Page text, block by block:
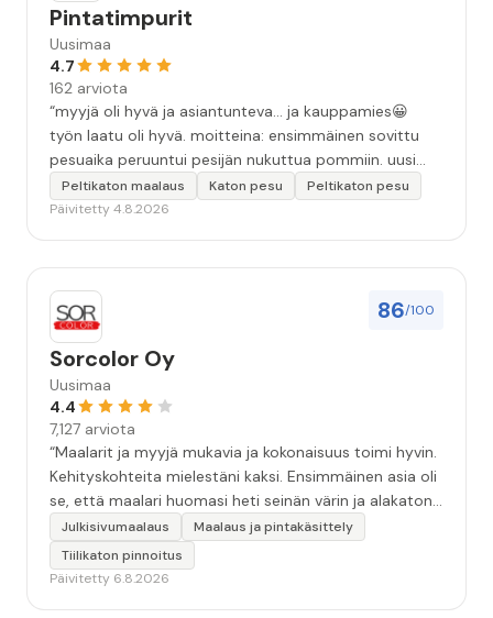
Pintatimpurit
Uusimaa
4.7
162 arviota
“myyjä oli hyvä ja asiantunteva... ja kauppamies😀
työn laatu oli hyvä. moitteina: ensimmäinen sovittu
pesuaika peruuntui pesijän nukuttua pommiin. uusi
aika piti ja työn jälki oikein hyvää ja osaavaa. toinen
murhe tuli koska olimme matkoilla ja jossain
vuorokautta pihalle...kunnes naapuri uskaltautui
pihallemme ja sulki hanan. Hieman siis tarkkuutta
hommiin ja hyvä tulee. ”
Peltikaton maalaus Katon pesu
Peltikaton pesu
Päivitetty 4.8.2026
86/100
Sorcolor Oy
Uusimaa
4.4
7,127 arviota
“Maalarit ja myyjä mukavia ja kokonaisuus toimi hyvin.
Kehityskohteita mielestäni kaksi. Ensimmäinen asia oli
se, että maalari huomasi heti seinän värin ja alakaton
värin erot mitä en huomannut. Hyvä toki että siinä
kohtaa huomattu mutta toki optimaalisessa
tilanteessa myyjä olisi jo kiinnittänyt tähän huomiota.
Julkisivumaalaus
Maalaus ja pintakäsittely
Tiilikaton pinnoitus
Päivitetty 6.8.2026